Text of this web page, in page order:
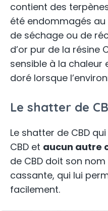
contient des
été endommagés
de séchage ou de
d’or pur de la résine
sensible à la chaleur
doré lorsque
Le shatter de
Le shatter de CBD
CBD et aucun autre
de CBD doit son
cassante, qui lui
facilement.